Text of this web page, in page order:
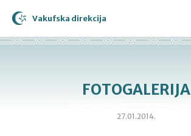
Vakufska direkcija
FOTOGALERIJA
27.01.2014.